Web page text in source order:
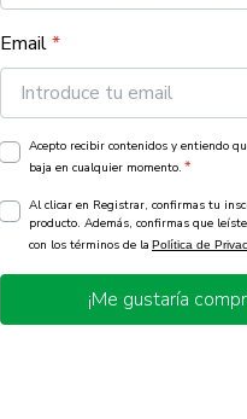
Email*
Acepto recibir contenidos y entiendo
baja en cualquier momento. *
Al clicar en Registrar, confirmas tu
producto. Además, confirmas que
con los términos de la Política de
¡Me gustaría